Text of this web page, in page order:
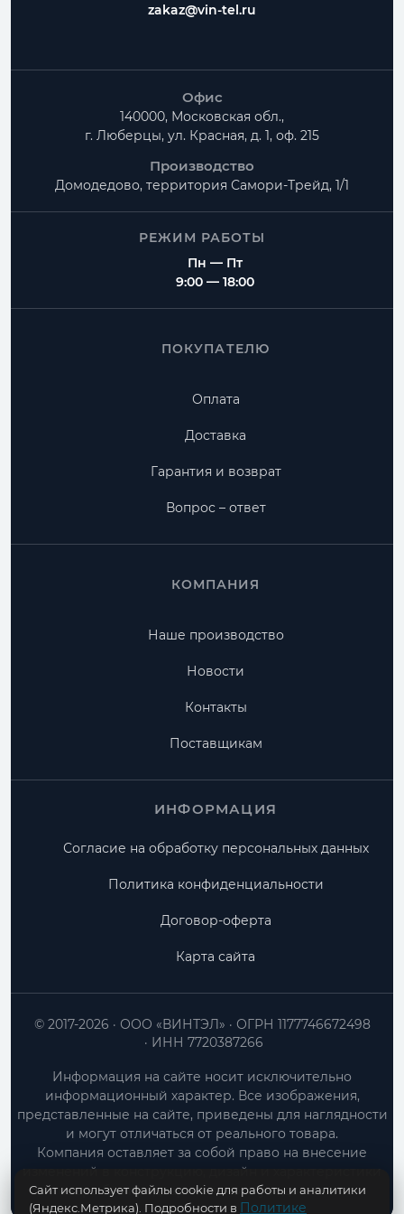
Есть ли доставка по Москве и Московской
zakaz@vin-tel.ru
Офис
140000, Московская обл.,
г. Люберцы, ул. Красная, д. 1, оф. 215
Производство
Домодедово, территория Самори-Трейд, 1/1
РЕЖИМ РАБОТЫ
Пн — Пт
9:00 — 18:00
ПОКУПАТЕЛЮ
Оплата
Доставка
Гарантия и возврат
Вопрос – ответ
КОМПАНИЯ
Наше производство
Новости
Контакты
Поставщикам
ИНФОРМАЦИЯ
Согласие на обработку персональных данных
Политика конфиденциальности
Договор-оферта
Карта сайта
ООО «ВИНТЭЛ»
ОГРН 1177746672498
ИНН 7720387266
© 2017-2026
Информация на сайте носит исключительно
информационный характер. Все изображения,
представленные на сайте, приведены для наглядности
и могут отличаться от реального товара.
Компания оставляет за собой право на внесение
изменений в конструкцию, дизайн и характеристики
товара без предварительного уведомления.
Сайт использует файлы cookie для работы и аналитики
(Яндекс.Метрика). Подробности в Политике